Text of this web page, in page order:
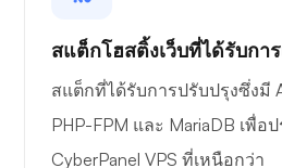
สแต็กโฮสติ้งเว็บที่ได้รับกา
สแต็กที่ได้รับการปรับปรุงซึ่งมี
PHP-FPM และ MariaDB เพื่อ
CyberPanel VPS ที่เหนือกว่า